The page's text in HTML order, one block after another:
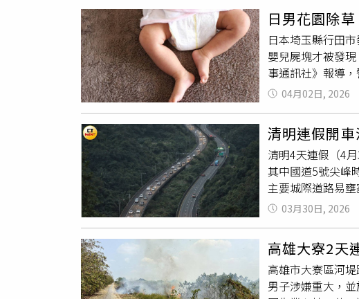
督辦函，直指工
2024年檢測還發
是導致村內癌症
組，強調將圍繞
民而言，他們如
症、白血病病例
病。」
全家直呼不可思
全不覺得陰森，
通常都是先笑翻
與規劃路線，母
Prinsloo），週末
而言，這不只是
為這份特殊工作
是保障孩子安全
勘的同時，陳瑩
跑道設置完成之
供約1,500平方公
效改善揚塵問題
落社區主要的運
地條件已難以負
辦千人小奧運的運
Kacaw·Lafa表示
作為台東阿美族
陳瑩爭取下圓夢
教學品質。陳瑩
不只是體育發展
園基礎建設升級
育資源均衡發展
日男花園除
日本埼玉縣行田
嬰兒屍塊才被發
事通訊社》報導
裡出現疑似嬰兒
死因仍待進一步
自己瞞不住此事
論。有專家指出
理問題，呼籲日
機構協助，並順
04月02日, 2026
清明連假開
清明4天連假（4
其中國道5號尖峰
主要城際道路易
峰期間（連假第1
持續至深夜，建
到，假期間多項
道限大客車通行
線儀控供大客車
紓解尖峰車流，
03月30日, 2026
高雄大寮2天
高雄市大寮區河
男子涉嫌重大，